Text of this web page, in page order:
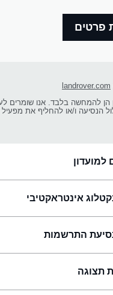
פרטים
landrover.com
הן להמחשה בלבד. אנו שומרים
הנסיעה ו/או להחליף את מפעיל
למועדון
אינטראקטיבי
התרשמות
תצוגה